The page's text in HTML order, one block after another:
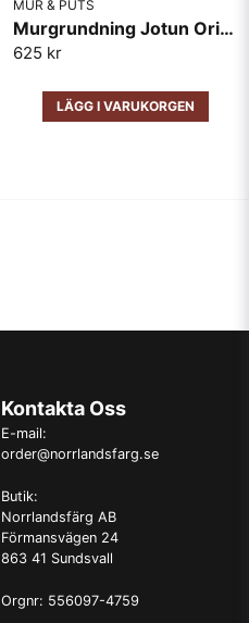
MUR & PUTS
Murgrundning Jotun Original Akryl Murprimer
625 kr
LÄGG I VARUKORGEN
Kontakta Oss
E-mail:
order@norrlandsfarg.se
Butik:
Norrlandsfärg AB
Förmansvägen 24
863 41 Sundsvall
Orgnr: 556097-4759